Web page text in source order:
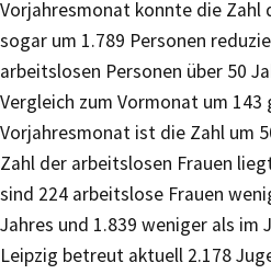
Vorjahresmonat konnte die Zahl
sogar um 1.789 Personen
arbeitslosen Personen über 50
Vergleich zum Vormonat um 143
Vorjahresmonat ist die Zahl um
Zahl der arbeitslosen Frauen
sind 224 arbeitslose Frauen
Jahres und 1.839 weniger als im
Leipzig betreut aktuell 2.178